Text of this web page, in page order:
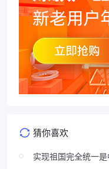
猜你喜欢
实现祖国完全统一